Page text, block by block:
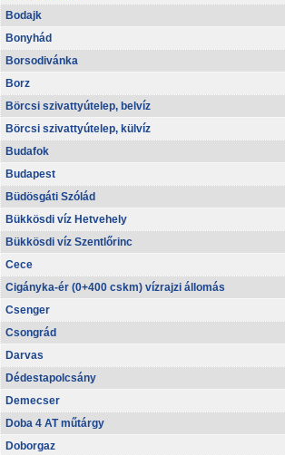
Bodajk
Bonyhád
Borsodivánka
Borz
Börcsi szivattyútelep, belvíz
Börcsi szivattyútelep, külvíz
Budafok
Budapest
Büdösgáti Szólád
Bükkösdi víz Hetvehely
Bükkösdi víz Szentlőrinc
Cece
Cigányka-ér (0+400 cskm) vízrajzi állomás
Csenger
Csongrád
Darvas
Dédestapolcsány
Demecser
Doba 4 AT műtárgy
Doborgaz